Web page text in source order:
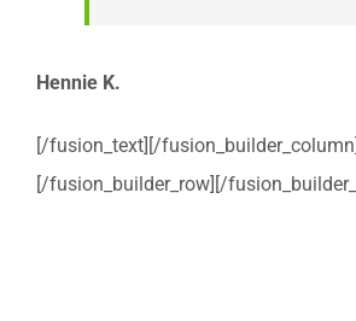
Hennie K.
[/fusion_text][/fusion_builder_column]
[/fusion_builder_row][/